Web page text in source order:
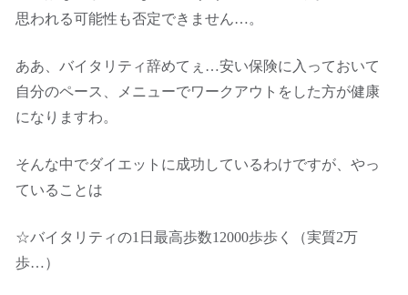
思われる可能性も否定できません…。
ああ、バイタリティ辞めてぇ…安い保険に入っておいて
自分のペース、メニューでワークアウトをした方が健康
になりますわ。
そんな中でダイエットに成功しているわけですが、やっ
ていることは
☆バイタリティの1日最高歩数12000歩歩く（実質2万
歩…）